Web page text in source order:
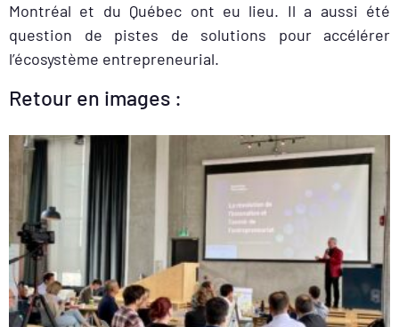
Montréal et du Québec ont eu lieu. Il a aussi été
question de pistes de solutions pour accélérer
l’écosystème entrepreneurial.
Retour en images :